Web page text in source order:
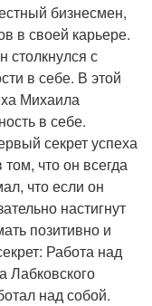
бизнесмен,
в своей карьере.
столкнулся с
в себе. В этой
Михаила
в себе.
секрет успеха
что он всегда
что если он
настигнут
позитивно и
Работа над
Лабковского
над собой.